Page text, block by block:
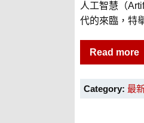
人工智慧（
代的來臨，特
Read more
Category: 最